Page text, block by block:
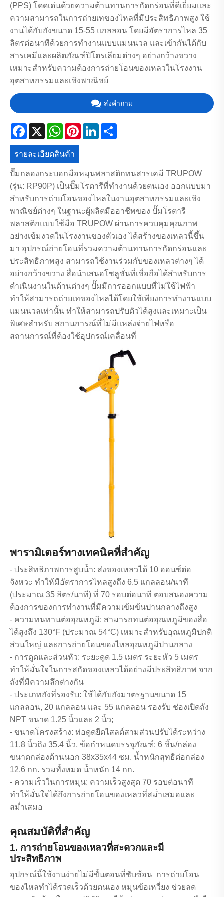
(PPS) โดดเด่นด้วยความต้านทานการกัดกร่อนที่ดีเยี่ยมและ
ความสามารถในการถ่ายเทของไหลที่มีประสิทธิภาพสูง ใช้
งานได้กับถังขนาด 15-55 แกลลอน โดยมีอัตราการไหล 35
ลิตรต่อนาทีด้วยการทำงานแบบแมนนวล และเข้ากันได้กับ
สารเคมีและผลิตภัณฑ์ปิโตรเลียมต่างๆ อย่างกว้างขวาง
เหมาะสำหรับความต้องการถ่ายโอนของเหลวในโรงงาน
อุตสาหกรรมและเชิงพาณิชย์
ส่งคำถาม
Facebook
X WhatsApp
PinterestLinkedIn
รายละเอียดสินค้า
ปั๊มกลองกระบอกมือหมุนพลาสติกทนสารเคมี TRUPOW
(รุ่น: RP90P) เป็นปั๊มโรตารีที่ทำงานด้วยตนเอง ออกแบบมา
สำหรับการถ่ายโอนของไหลในงานอุตสาหกรรมและเชิง
พาณิชย์ต่างๆ ในฐานะผู้ผลิตมืออาชีพของ ปั๊มโรตารี
พลาสติกแบบใช้มือ TRUPOW ผ่านการควบคุมคุณภาพ
อย่างเข้มงวดในโรงงานของตัวเอง ได้สร้างของเหลวนี้ขึ้น
มา อุปกรณ์ถ่ายโอนที่รวมความต้านทานการกัดกร่อนและ
ประสิทธิภาพสูง สามารถใช้งานร่วมกับของเหลวต่างๆ ได้
อย่างกว้างขวาง สื่อนำเสนอโซลูชั่นที่เชื่อถือได้สำหรับการ
ดำเนินงานในด้านต่างๆ ปั๊มมีการออกแบบที่ไม่ใช้ไฟฟ้า
ทำให้สามารถถ่ายเทของไหลได้โดยใช้เพียงการทำงานแบบ
แมนนวลเท่านั้น ทำให้สามารถปรับตัวได้สูงและเหมาะเป็น
พิเศษสำหรับ สถานการณ์ที่ไม่มีแหล่งจ่ายไฟหรือ
สถานการณ์ที่ต้องใช้อุปกรณ์เคลื่อนที่
พารามิเตอร์ทางเทคนิคที่สำคัญ
- ประสิทธิภาพการสูบน้ำ: ส่งของเหลวได้ 10 ออนซ์ต่อ
จังหวะ ทำให้มีอัตราการไหลสูงถึง 6.5 แกลลอน/นาที
(ประมาณ 35 ลิตร/นาที) ที่ 70 รอบต่อนาที ตอบสนองความ
ต้องการของการทำงานที่มีความเข้มข้นปานกลางถึงสูง
- ความทนทานต่ออุณหภูมิ: สามารถทนต่ออุณหภูมิของสื่อ
ได้สูงถึง 130°F (ประมาณ 54°C) เหมาะสำหรับอุณหภูมิปกติ
ส่วนใหญ่ และการถ่ายโอนของไหลอุณหภูมิปานกลาง
- การดูดและส่วนหัว: ระยะดูด 1.5 เมตร ระยะหัว 5 เมตร
ทำให้มั่นใจในการสกัดของเหลวได้อย่างมีประสิทธิภาพ จาก
ถังที่มีความลึกต่างกัน
- ประเภทถังที่รองรับ: ใช้ได้กับถังมาตรฐานขนาด 15
แกลลอน, 20 แกลลอน และ 55 แกลลอน รองรับ ช่องเปิดถัง
NPT ขนาด 1.25 นิ้วและ 2 นิ้ว;
- ขนาดโครงสร้าง: ท่อดูดยืดไสลด์สามส่วนปรับได้ระหว่าง
11.8 นิ้วถึง 35.4 นิ้ว, ข้อกำหนดบรรจุภัณฑ์: 6 ชิ้น/กล่อง
ขนาดกล่องด้านนอก 38x35x44 ซม. น้ำหนักสุทธิต่อกล่อง
12.6 กก. รวมทั้งหมด น้ำหนัก 14 กก.
- ความเร็วในการหมุน: ความเร็วสูงสุด 70 รอบต่อนาที
ทำให้มั่นใจได้ถึงการถ่ายโอนของเหลวที่สม่ำเสมอและ
สม่ำเสมอ
คุณสมบัติที่สำคัญ
1. การถ่ายโอนของเหลวที่สะดวกและมี
ประสิทธิภาพ
อุปกรณ์นี้ใช้งานง่ายไม่มีขั้นตอนที่ซับซ้อน การถ่ายโอน
ของไหลทำได้รวดเร็วด้วยตนเอง หมุนข้อเหวี่ยง ช่วยลด